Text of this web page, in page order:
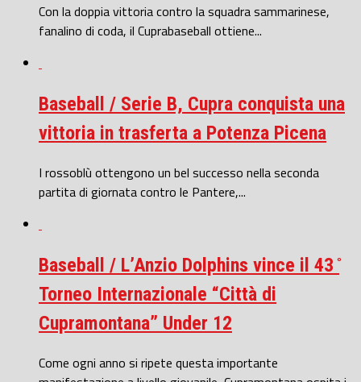
Con la doppia vittoria contro la squadra sammarinese,
fanalino di coda, il Cuprabaseball ottiene...
Baseball / Serie B, Cupra conquista una
vittoria in trasferta a Potenza Picena
I rossoblù ottengono un bel successo nella seconda
partita di giornata contro le Pantere,...
Baseball / L’Anzio Dolphins vince il 43 ̊
Torneo Internazionale “Città di
Cupramontana” Under 12
Come ogni anno si ripete questa importante